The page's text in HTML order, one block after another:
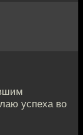
успеха во